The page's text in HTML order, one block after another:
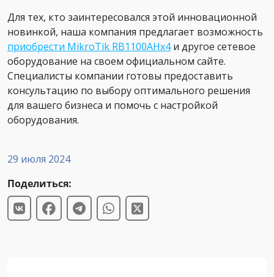
29 июля 2024
Поделиться:
Для тех, кто заинтересовался этой инновационной
новинкой, наша компания предлагает возможность
приобрести MikroTik RB1100AHx4и другое сетевое
оборудование на своем официальном сайте.
Специалисты компании готовы предоставить
консультацию по выбору оптимального решения
для вашего бизнеса и помочь с настройкой
оборудования.